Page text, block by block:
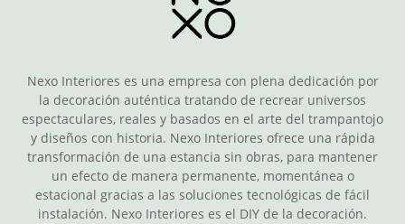
Nexo Interiores es una empresa con plena dedicación por
la decoración auténtica tratando de recrear universos
espectaculares, reales y basados en el arte del trampantojo
y diseños con historia. Nexo Interiores ofrece una rápida
transformación de una estancia sin obras, para mantener
un efecto de manera permanente, momentánea o
estacional gracias a las soluciones tecnológicas de fácil
instalación. Nexo Interiores es el DIY de la decoración.